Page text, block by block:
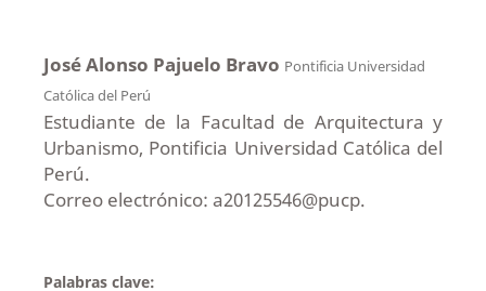
José Alonso Pajuelo Bravo Pontificia Universidad
Católica del Perú
Estudiante de la Facultad de Arquitectura y
Urbanismo, Pontificia Universidad Católica del
Perú.
Correo electrónico: a20125546@pucp.
Palabras clave: